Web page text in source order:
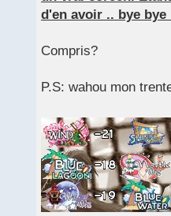
d'en avoir .. bye
Compris?
P.S: wahou mon